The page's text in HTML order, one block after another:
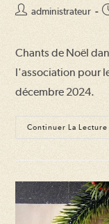
Auteur/autrice
publication :
administrateur
Chants de Noël
l'association pour
décembre 2024.
Continuer La Lecture